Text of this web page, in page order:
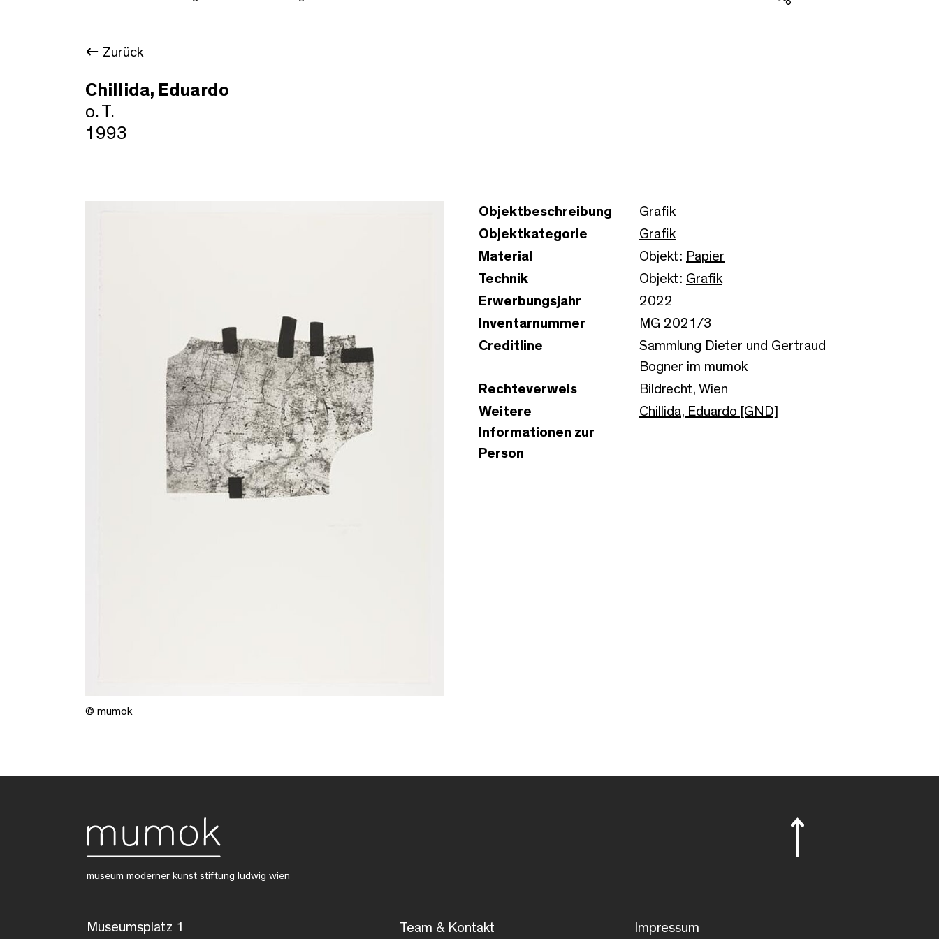
Zurück
Chillida, Eduardo
o. T.
1993
© mumok
Objektbeschreibung
Grafik
Objektkategorie
Grafik
Material
Objekt: Papier
Technik
Objekt: Grafik
Erwerbungsjahr
2022
Inventarnummer
MG 2021/3
Creditline
Sammlung Dieter und Gertraud
Bogner im mumok
Rechteverweis
Bildrecht, Wien
Weitere
Informationen zur
Person
Chillida, Eduardo [GND]
museum moderner kunst stiftung ludwig wien
Museumsplatz 1 Team & Kontakt Impressum